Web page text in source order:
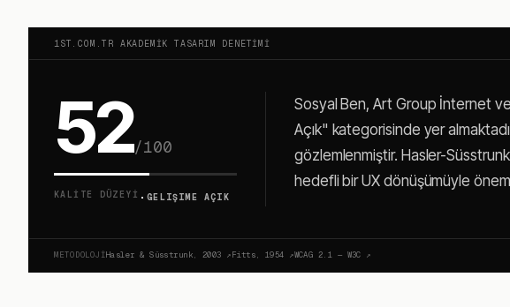
1ST.COM.TR AKADEMIK TASARIM DENETIMI
52/100
KALITE DÜZEYI ·GELIŞIME AÇIK
Sosyal Ben, Art Group İnternet
Açık" kategorisinde yer
gözlemlenmiştir. Hasler-
hedefli bir UX dönüşümüyle
METODOLOJIHasler & Süsstrunk, 2003 ↗Fitts, 1954 ↗WCAG 2.1 — W3C ↗